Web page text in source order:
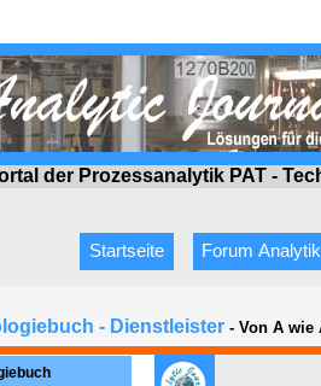
der Prozessanalytik PAT -
Startseite Forum Analytik
- Dienstleister - Von A wie